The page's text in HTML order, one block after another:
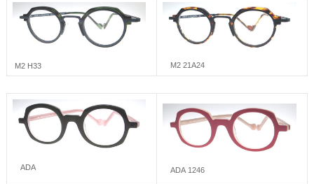
M2 H33 M2 21A24
ADA ADA 1246